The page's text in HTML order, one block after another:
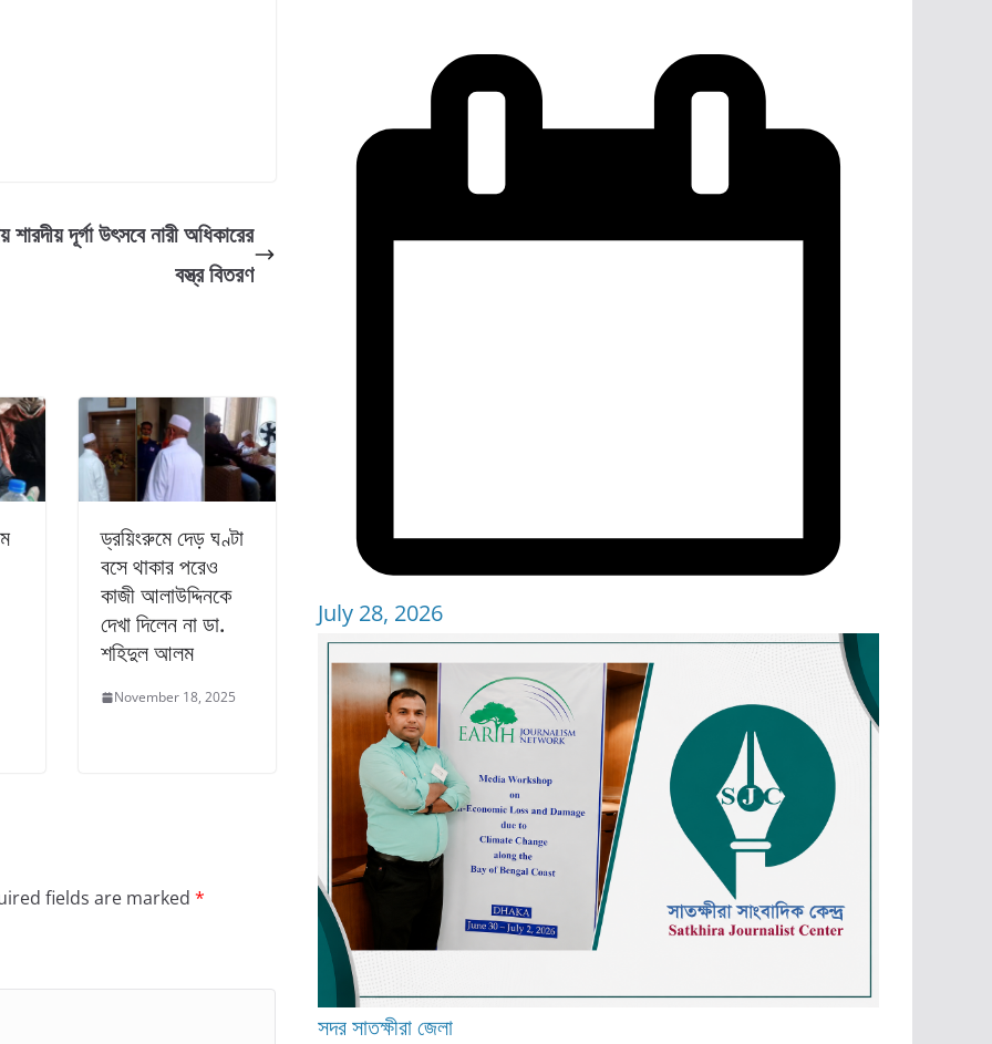
শারদীয় দূর্গা উৎসবে নারী অধিকারের
বস্ত্র বিতরণ
ড্রয়িংরুমে দেড় ঘণ্টা
বসে থাকার পরেও
কাজী আলাউদ্দিনকে
দেখা দিলেন না ডা.
শহিদুল আলম
November 18, 2025
fields are marked *
July 28, 2026
সদরসাতক্ষীরা জেলা